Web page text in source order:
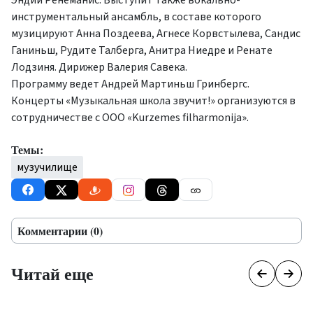
инструментальный ансамбль, в составе которого
музицируют Анна Поздеева, Агнесе Корвстылева, Сандис
Ганиньш, Рудите Талберга, Анитра Ниедре и Ренате
Лодзиня. Дирижер Валерия Савека.
Программу ведет Андрей Мартиньш Гринбергс.
Концерты «Музыкальная школа звучит!» организуются в
сотрудничестве с ООО «Kurzemes filharmonija».
Темы:
музучилище
Комментарии (0)
Читай еще